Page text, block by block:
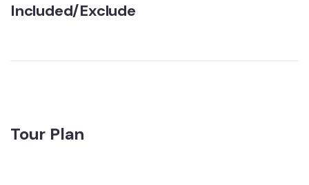
Included/Exclude
Tour Plan